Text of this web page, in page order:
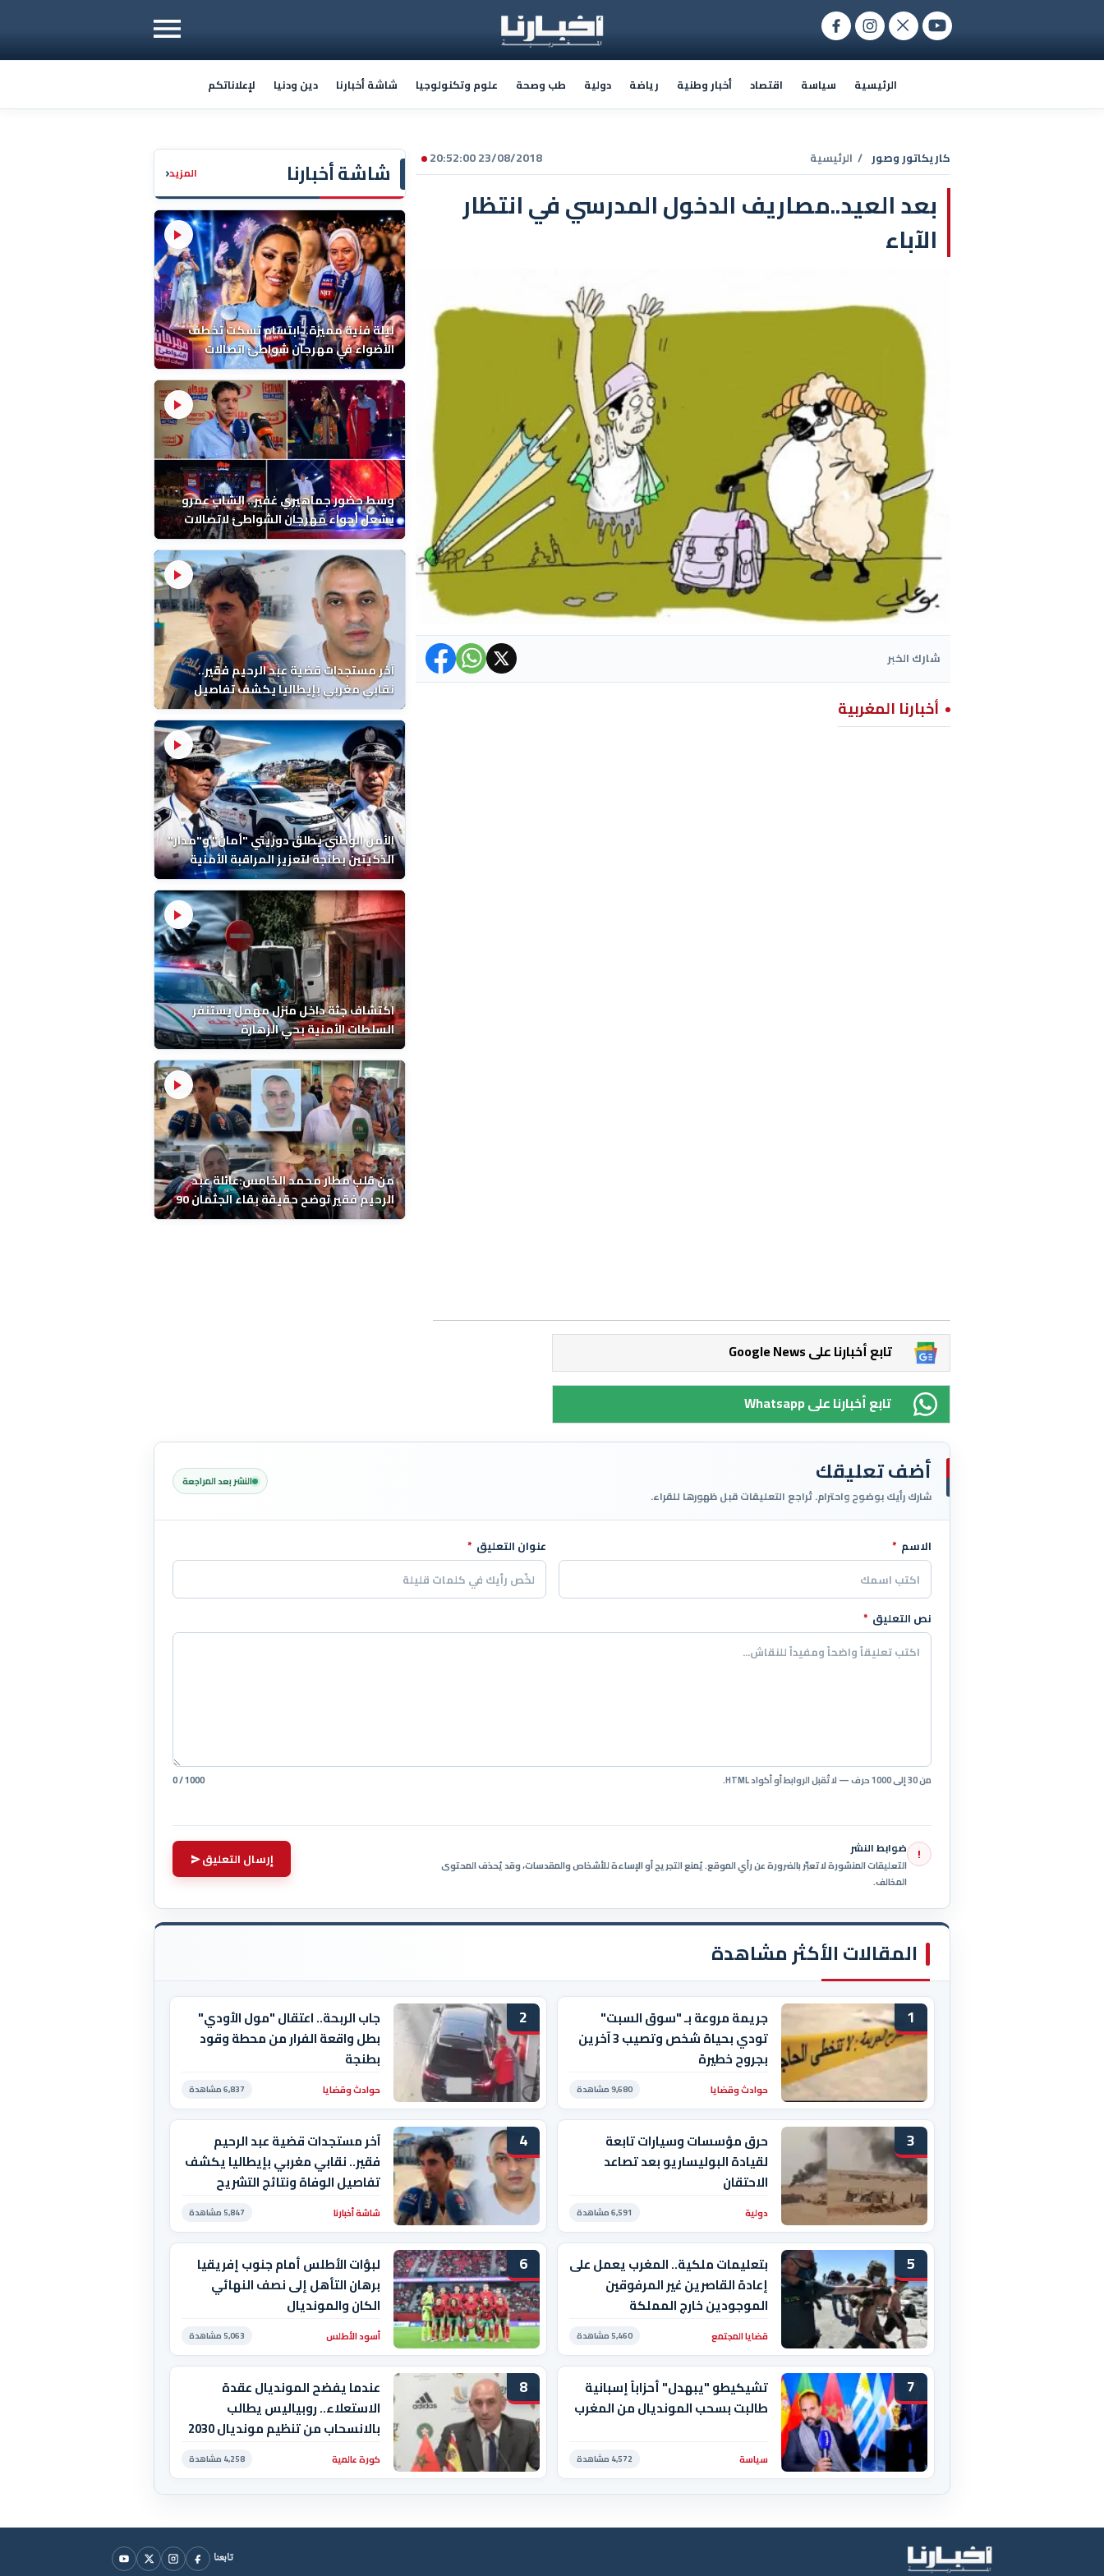
الرئيسية سياسة اقتصاد أخبار وطنية رياضة دولية طب وصحة علوم وتكنولوجيا شاشة أخبارنا دين ودنيا لإعلاناتكم
شاشة أخبارنا المزيد‹
ليلة فنية مميزة.. ابتسام تسكت تخطف
الأضواء في مهرجان شواطئ اتصالات
المغرب بالمضيق
وسط حضور جماهيري غفير.. الشاب عمرو
يشعل أجواء مهرجان الشواطئ لاتصالات
المغرب بطنجة
آخر مستجدات قضية عبد الرحيم فقير..
نقابي مغربي بإيطاليا يكشف تفاصيل
الوفاة ونتائج التشريح
الأمن الوطني يطلق دوريتي "أمان" و"مدار"
الذكيتين بطنجة لتعزيز المراقبة الأمنية
اكتشاف جثة داخل منزل مهمل يستنفر
السلطات الأمنية بحي الزهارة
من قلب مطار محمد الخامس:عائلة عبد
الرحيم فقير توضح حقيقة بقاء الجثمان 90
يوماً قبل إعادته إلى المغرب
23/08/2018 20:52:00 كاريكاتور وصور / الرئيسية
بعد العيد..مصاريف الدخول المدرسي في انتظار
الآباء
شارك الخبر
أخبارنا المغربية
Google News تابع أخبارنا على
Whatsapp تابع أخبارنا على
أضف تعليقك
شارك رأيك بوضوح واحترام. تُراجع التعليقات قبل ظهورها للقراء.
النشر بعد المراجعة
اترك هذا الحقل فارغاً
الاسم * عنوان التعليق *
نص التعليق *
من 30 إلى 1000 حرف — لا تُقبل الروابط أو أكواد HTML. 0 / 1000
! ضوابط النشر
التعليقات المنشورة لا تعبّر بالضرورة عن رأي الموقع. يُمنع التجريح أو الإساءة للأشخاص والمقدسات، وقد يُحذف المحتوى
المخالف.
إرسال التعليق
المقالات الأكثر مشاهدة
1
جريمة مروعة بـ "سوق السبت"
تودي بحياة شخص وتصيب 3 آخرين
بجروح خطيرة
حوادث وقضايا 9,680 مشاهدة
2
جاب الربحة.. اعتقال "مول الأودي"
بطل واقعة الفرار من محطة وقود
بطنجة
حوادث وقضايا 6,837 مشاهدة
3
حرق مؤسسات وسيارات تابعة
لقيادة البوليساريو بعد تصاعد
الاحتقان
دولية 6,591 مشاهدة
4
آخر مستجدات قضية عبد الرحيم
فقير.. نقابي مغربي بإيطاليا يكشف
تفاصيل الوفاة ونتائج التشريح
شاشة أخبارنا 5,847 مشاهدة
5
بتعليمات ملكية.. المغرب يعمل على
إعادة القاصرين غير المرفوقين
الموجودين خارج المملكة
قضايا المجتمع 5,460 مشاهدة
6
لبؤات الأطلس أمام جنوب إفريقيا
برهان التأهل إلى نصف النهائي
الكان والمونديال
أسود الأطلس 5,063 مشاهدة
7
تشيكيطو "يبهدل" أحزاباً إسبانية
طالبت بسحب المونديال من المغرب
سياسة 4,572 مشاهدة
8
عندما يفضح المونديال عقدة
الاستعلاء.. روبياليس يطالب
بالانسحاب من تنظيم مونديال 2030
النهائية!
كورة عالمية 4,258 مشاهدة
تابعنا